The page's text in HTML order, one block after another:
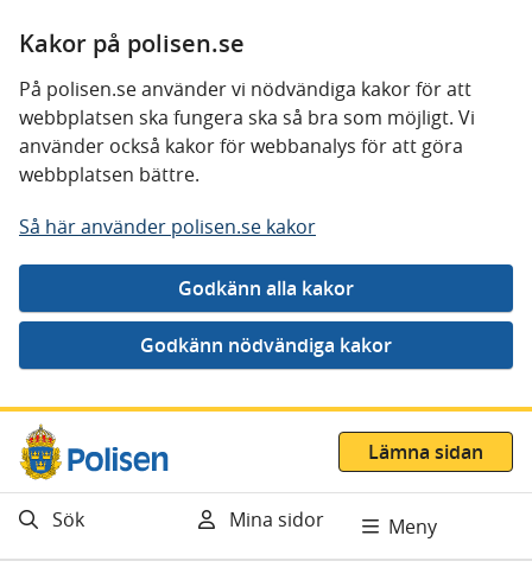
Kakor på polisen.se
På polisen.se använder vi nödvändiga kakor för att
webbplatsen ska fungera ska så bra som möjligt. Vi
använder också kakor för webbanalys för att göra
webbplatsen bättre.
Så här använder polisen.se kakor
Gå direkt till innehåll
Lämna sidan
Sök Mina sidor Meny